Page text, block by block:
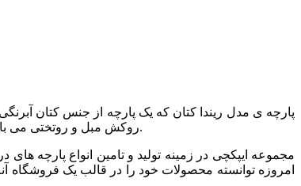
روکش مبل و روتختی می باشد که این پارچه در دسته ی پارچه های مبلی و پرده ای به شمار می آید. این محصول ساخت کشور ترکیه بوده و از دوام و کیفیت بالایی برخوردار است.
مجموعه ایپکچی در زمینه تولید و تامین انواع
امروزه توانسته محصولات خود را در قالب یک فروشگاه